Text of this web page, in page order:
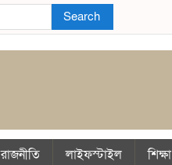
Search
রাজনীতি লাইফস্টাইল শিক্ষা